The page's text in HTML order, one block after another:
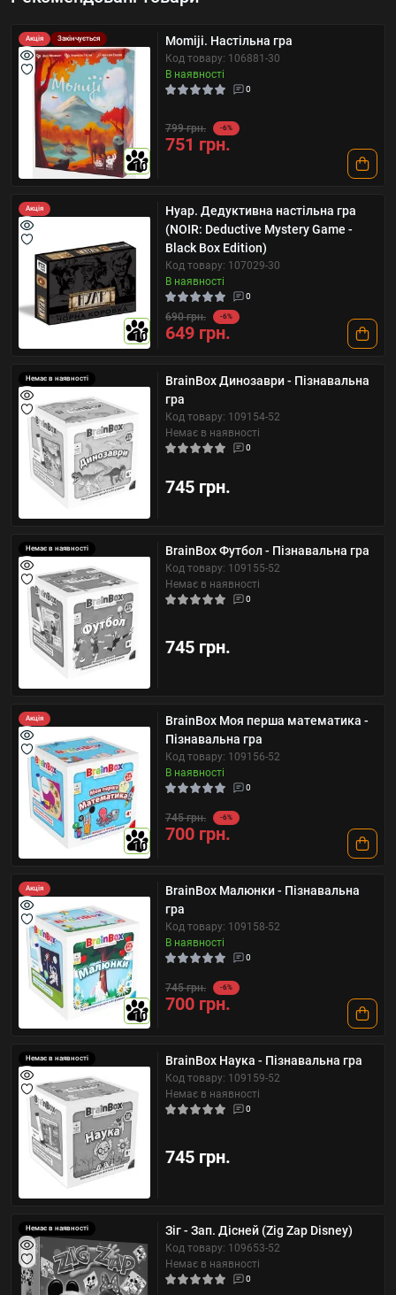
Акція Закінчується
10
Momiji. Настільна гра
Код товару: 106881-30
В наявності
0
799 грн. -6%
751 грн.
Акція
10
Нуар. Дедуктивна настільна гра
(NOIR: Deductive Mystery Game -
Black Box Edition)
Код товару: 107029-30
В наявності
0
690 грн. -6%
649 грн.
Немає в наявності
BrainBox Динозаври - Пізнавальна
гра
Код товару: 109154-52
Немає в наявності
0
745 грн.
Немає в наявності BrainBox Футбол - Пізнавальна гра
Код товару: 109155-52
Немає в наявності
0
745 грн.
Акція
10
BrainBox Моя перша математика -
Пізнавальна гра
Код товару: 109156-52
В наявності
0
745 грн. -6%
700 грн.
Акція
10
BrainBox Малюнки - Пізнавальна
гра
Код товару: 109158-52
В наявності
0
745 грн. -6%
700 грн.
Немає в наявності BrainBox Наука - Пізнавальна гра
Код товару: 109159-52
Немає в наявності
0
745 грн.
Немає в наявності Зіг - Зап. Дісней (Zig Zap Disney)
Код товару: 109653-52
Немає в наявності
0